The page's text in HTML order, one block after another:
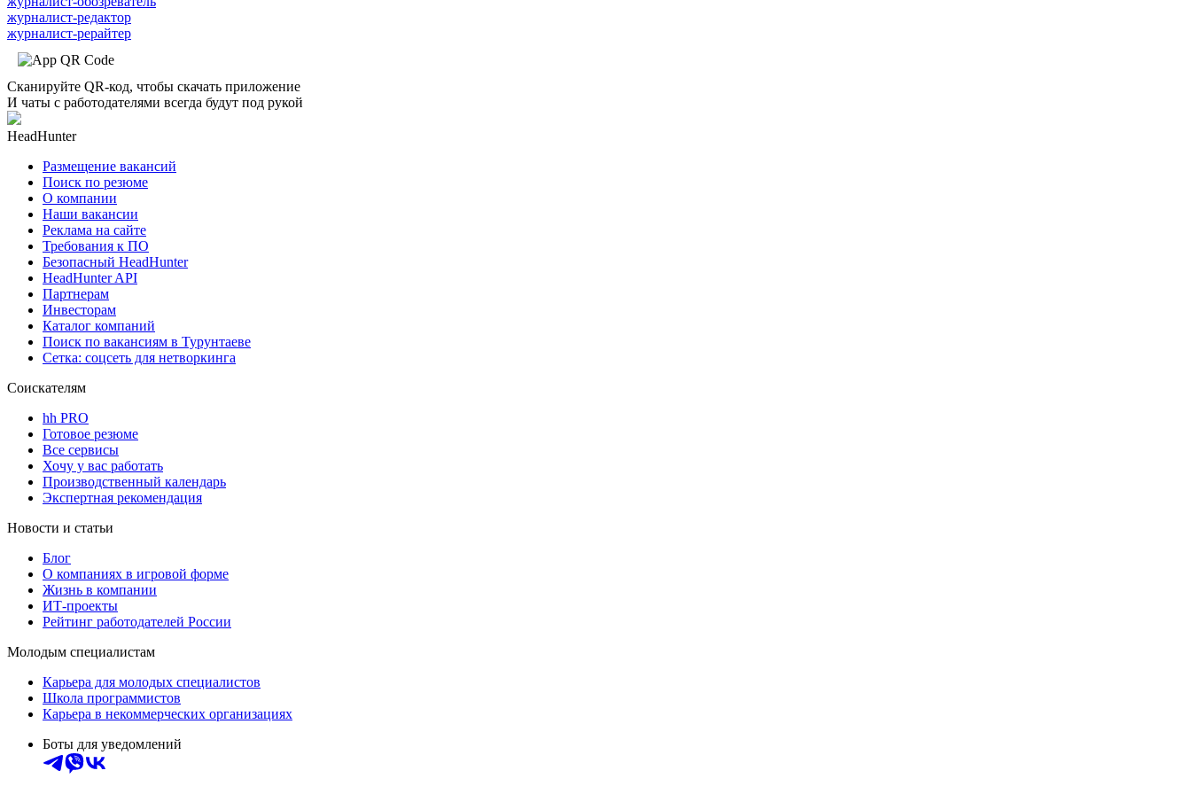
журналист-редактор
журналист-рерайтер
Сканируйте QR-код, чтобы скачать приложение
И чаты с работодателями всегда будут под рукой
HeadHunter
Размещение вакансий
Поиск по резюме
О компании
Наши вакансии
Реклама на сайте
Требования к ПО
Безопасный HeadHunter
HeadHunter API
Партнерам
Инвесторам
Каталог компаний
Поиск по вакансиям в Турунтаеве
Сетка: соцсеть для нетворкинга
Соискателям
hh PRO
Готовое резюме
Все сервисы
Хочу у вас работать
Производственный календарь
Экспертная рекомендация
Новости и статьи
Блог
О компаниях в игровой форме
Жизнь в компании
ИТ-проекты
Рейтинг работодателей России
Молодым специалистам
Карьера для молодых специалистов
Школа программистов
Карьера в некоммерческих организациях
Боты для уведомлений